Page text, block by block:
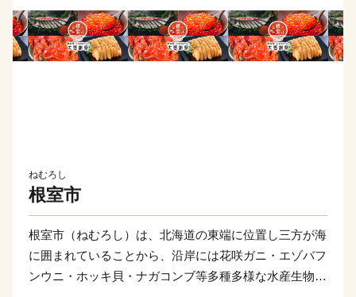
ねむろし
根室市
根室市（ねむろし）は、北海道の東端に位置し三方が海
に囲まれていることから、沿岸には花咲ガニ・エゾバフ
ンウニ・ホッキ貝・ナガコンブ等多種多様な水産生物が